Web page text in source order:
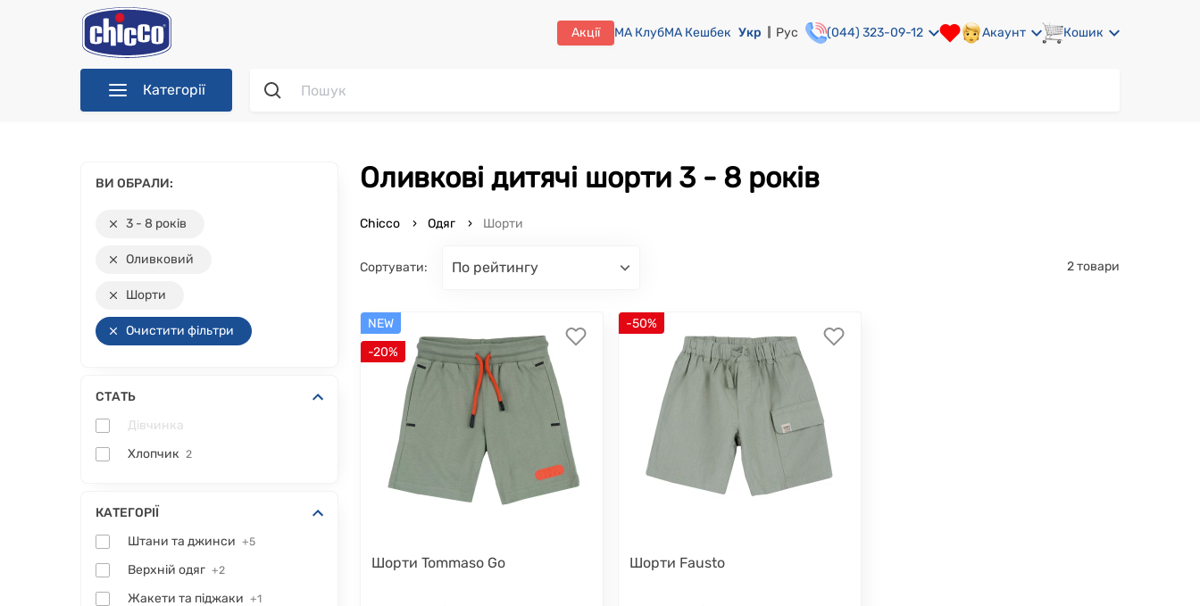
Акції МА КлубМА Кешбек Укр Рус (044) 323-09-12 Акаунт Кошик
Категорії
ВИ ОБРАЛИ:
3 - 8 років
Оливковий
Шорти
Очистити фільтри
СТАТЬ
Дівчинка
Хлопчик 2
КАТЕГОРІЇ
Штани та джинси +5
Верхній одяг +2
Жакети та піджаки +1
Оливкові дитячі шорти 3 - 8 років
Chicco Одяг Шорти
Сортувати: по рейтингу 2 товари
NEW
-20%
Шорти Tommaso Go
-50%
Шорти Fausto